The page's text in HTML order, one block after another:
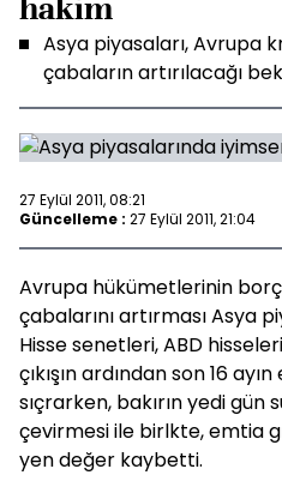
hakim
Asya piyasaları, Avrupa
çabaların artırılacağı
27 Eylül 2011, 08:21
Güncelleme : 27 Eylül 2011, 21:04
Avrupa hükümetlerinin
çabalarını artırması Asya
Hisse senetleri, ABD
çıkışın ardından son 16
sıçrarken, bakırın yedi gün
çevirmesi ile birlkte, emtia
yen değer kaybetti.